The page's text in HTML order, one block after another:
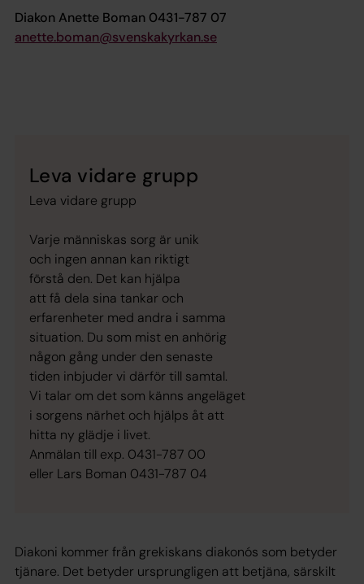
Diakon Anette Boman 0431-787 07
anette.boman@svenskakyrkan.se
Leva vidare grupp
Leva vidare grupp
Varje människas sorg är unik
och ingen annan kan riktigt
förstå den. Det kan hjälpa
att få dela sina tankar och
erfarenheter med andra i samma
situation. Du som mist en anhörig
någon gång under den senaste
tiden inbjuder vi därför till samtal.
Vi talar om det som känns angeläget
i sorgens närhet och hjälps åt att
hitta ny glädje i livet.
Anmälan till exp. 0431-787 00
eller Lars Boman 0431-787 04
Diakoni kommer från grekiskans diakonós som betyder
tjänare. Det betyder ursprungligen att betjäna, särskilt